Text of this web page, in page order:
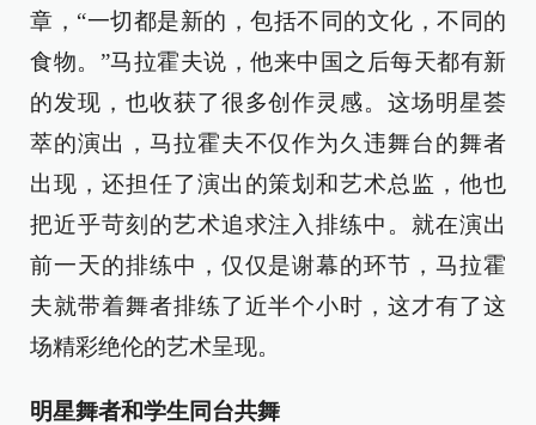
章，“一切都是新的，包括不同的文化，不同的
食物。”马拉霍夫说，他来中国之后每天都有新
的发现，也收获了很多创作灵感。这场明星荟
萃的演出，马拉霍夫不仅作为久违舞台的舞者
出现，还担任了演出的策划和艺术总监，他也
把近乎苛刻的艺术追求注入排练中。就在演出
前一天的排练中，仅仅是谢幕的环节，马拉霍
夫就带着舞者排练了近半个小时，这才有了这
场精彩绝伦的艺术呈现。
明星舞者和学生同台共舞